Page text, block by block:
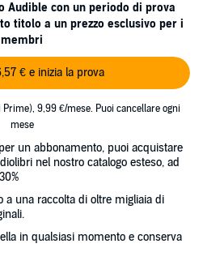
Audible con un periodo di prova
titolo a un prezzo esclusivo per i
membri
€ e inizia la prova
9,99 €/mese. Puoi cancellare ogni
mese
un abbonamento, puoi acquistare
nel nostro catalogo esteso, ad
a una raccolta di oltre migliaia di
in qualsiasi momento e conserva